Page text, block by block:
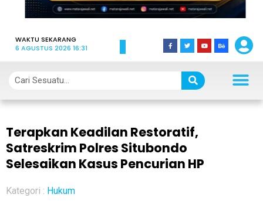
WAKTU SEKARANG
6 AGUSTUS 2026 16:31
Terapkan Keadilan Restoratif,
Satreskrim Polres Situbondo
Selesaikan Kasus Pencurian HP
Kategori : Hukum